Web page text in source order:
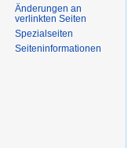
Änderungen an
verlinkten Seiten
Spezialseiten
Seiten­informationen